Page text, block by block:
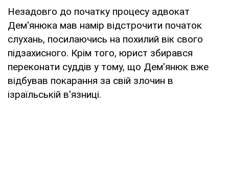
Незадовго до початку процесу адвокат
Дем'янюка мав намір відстрочити початок
слухань, посилаючись на похилий вік свого
підзахисного. Крім того, юрист збирався
переконати суддів у тому, що Дем'янюк вже
відбував покарання за свій злочин в
ізраїльській в'язниці.